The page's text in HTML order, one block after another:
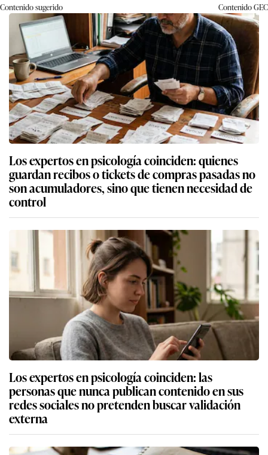
Contenido sugerido ContenidoGEC
Los expertos en psicología coinciden: quienes
guardan recibos o tickets de compras pasadas no
son acumuladores, sino que tienen necesidad de
control
Los expertos en psicología coinciden: las
personas que nunca publican contenido en sus
redes sociales no pretenden buscar validación
externa